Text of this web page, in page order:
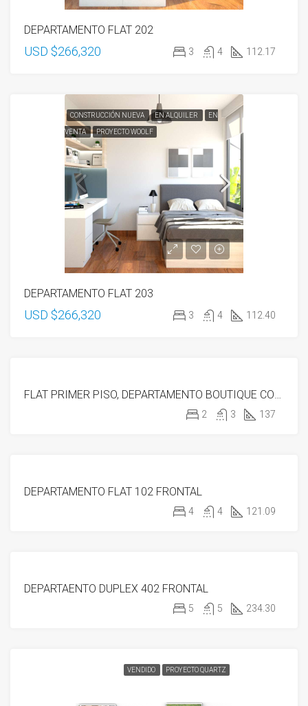
DEPARTAMENTO FLAT 202
USD $266,320 3 4 112.17
CONSTRUCCIÓN NUEVA EN ALQUILER EN
VENTA PROYECTO WOOLF
DEPARTAMENTO FLAT 203
USD $266,320 3 4 112.40
NUEVA FLAT PRIMER PISO, DEPARTAMENTO BOUTIQUE CON TERRAZA
2 3 137
PROYECTO
DEPARTAMENTO FLAT 102 FRONTAL
4 4 121.09
PROYECTO
DEPARTAENTO DUPLEX 402 FRONTAL
5 5 234.30
VENDIDO PROYECTO QUARTZ